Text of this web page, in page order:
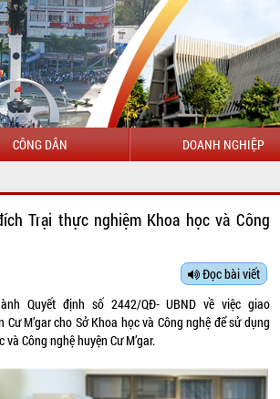
CÔNG DÂN DOANH NGHIỆP
Trại thực nghiệm Khoa học và Công
Đọc bài viết
Quyết định số 2442/QĐ- UBND về việc giao
M’gar cho Sở Khoa học và Công nghệ để sử dụng
Công nghệ huyện Cư M’gar.